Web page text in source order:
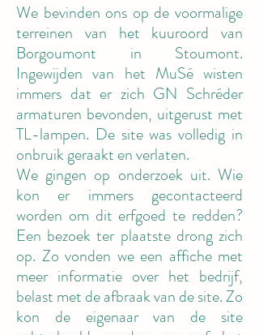
We bevinden ons op de voormalige
terreinen van het kuuroord van
Borgoumont in Stoumont.
Ingewijden van het MuSé wisten
immers dat er zich GN Schréder
armaturen bevonden, uitgerust met
TL-lampen. De site was volledig in
onbruik geraakt en verlaten.
We gingen op onderzoek uit. Wie
kon er immers gecontacteerd
worden om dit erfgoed te redden?
Een bezoek ter plaatste drong zich
op. Zo vonden we een affiche met
meer informatie over het bedrijf,
belast met de afbraak van de site. Zo
kon de eigenaar van de site